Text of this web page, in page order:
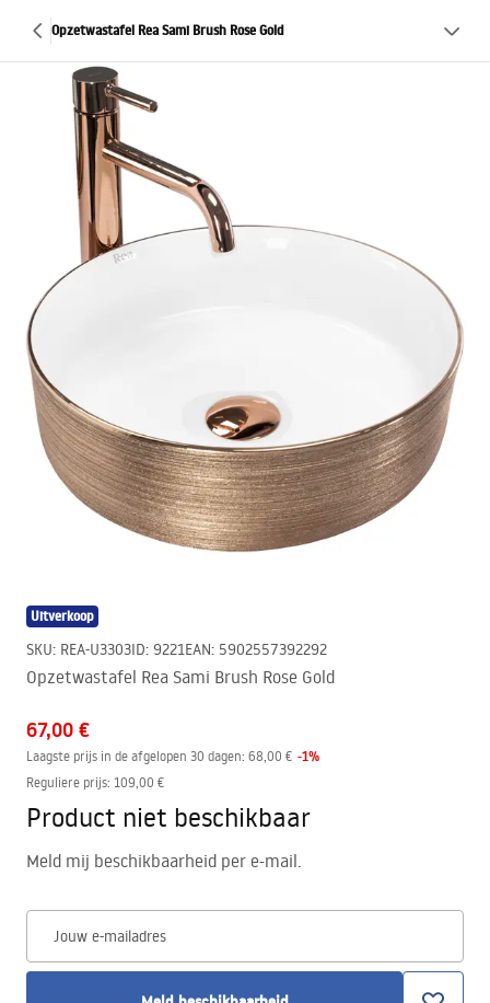
Opzetwastafel Rea Sami Brush Rose Gold
Uitverkoop
SKU: REA-U3303ID: 9221EAN: 5902557392292
Opzetwastafel Rea Sami Brush Rose Gold
67,00 €
Laagste prijs in de afgelopen 30 dagen: 68,00 € -1%
Reguliere prijs: 109,00 €
Product niet beschikbaar
Meld mij beschikbaarheid per e-mail.
Jouw e-mailadres